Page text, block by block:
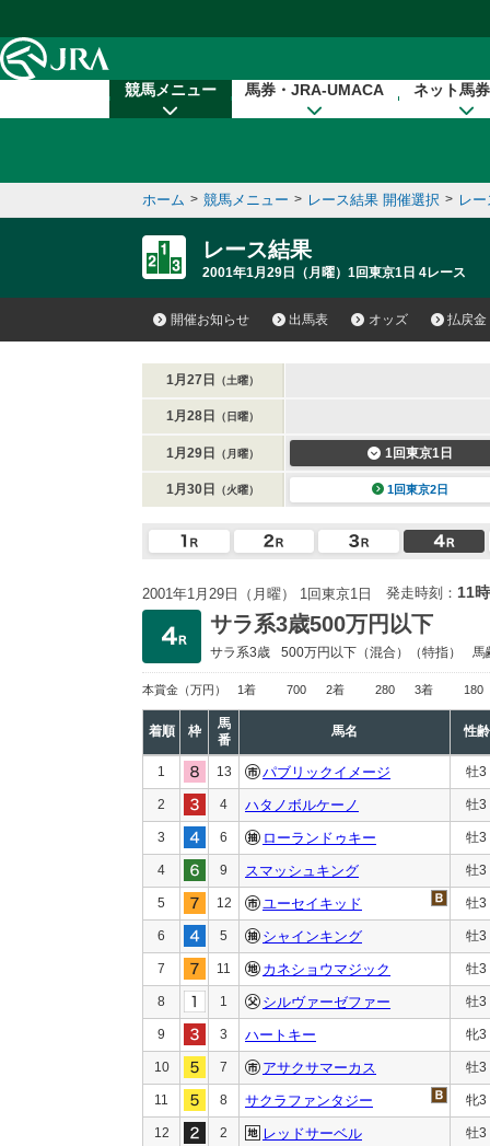
競馬メニュー 馬券・JRA-UMACA ネット馬
ホーム > 競馬メニュー > レース結果 開催選択 > レ
レース結果
2001年1月29日（月曜）1回東京1日 4レース
開催お知らせ 出馬表 オッズ 払戻金
1月27日 （土曜）
1月28日 （日曜）
1月29日 （月曜） 1回東京1日
1月30日 （火曜） 1回東京2日
2001年1月29日（月曜） 1回東京1日 発走時刻： 11
サラ系3歳500万円以下
サラ系3歳 500万円以下 （混合）（特指） 馬
本賞金 （万円） 1着 700 2着 280 3着 180
着順 枠
馬
番
馬名 性齢
1 13 パブリックイメージ 牡3
2 4 ハタノボルケーノ 牡3
3 6 ローランドゥキー 牡3
4 9 スマッシュキング 牡3
5 12 ユーセイキッド 牡3
6 5 シャインキング 牡3
7 11 カネショウマジック 牡3
8 1 シルヴァーゼファー 牡3
9 3 ハートキー 牝3
10 7 アサクサマーカス 牡3
11 8 サクラファンタジー 牝3
12 2 レッドサーベル 牡3